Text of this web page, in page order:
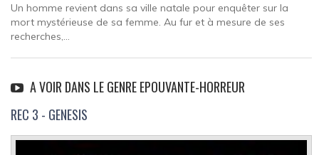
Un homme revient dans sa ville natale pour enquêter sur la
mort mystérieuse de sa femme. Au fur et à mesure de ses
recherches,...
A VOIR DANS LE GENRE EPOUVANTE-HORREUR
REC 3 - GENESIS